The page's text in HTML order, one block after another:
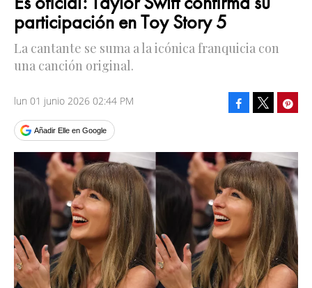
participación en Toy Story 5
La cantante se suma a la icónica franquicia con
una canción original.
lun 01 junio 2026 02:44 PM
Añadir Elle en Google
Facebook